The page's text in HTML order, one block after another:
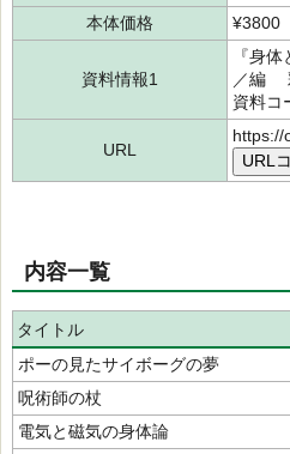
本体価格
¥3800
資料情報1
『身
／編
資料コ
URL
https://
URL
内容一覧
タイトル
ポーの見たサイボーグの夢
呪術師の杖
電気と磁気の身体論